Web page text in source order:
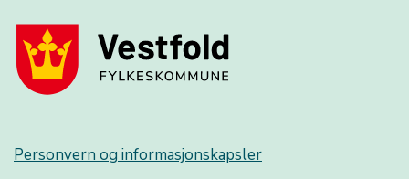
Personvern og informasjonskapsler